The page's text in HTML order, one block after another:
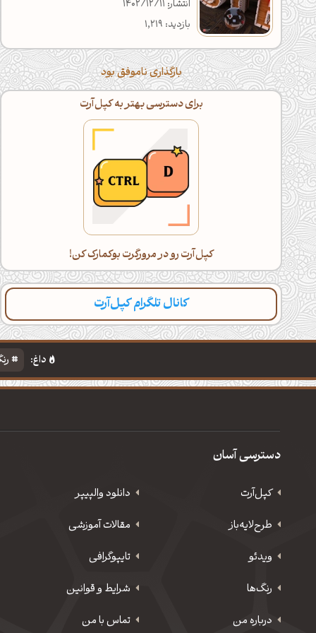
انتشار: 1402/12/11
بازدید: 1,219
بارگذاری ناموفق بود
برای دسترسی بهتر به کپل‌آرت
کپل‌آرت رو در مرورگرت بوکمارک کن!
کانال تلگرام کپل‌آرت
داغ:
دسترسی آسان
کپل‌آرت دانلود‌ والپیپر
طرح‌لایه‌باز
مقالات آموزشی
ویدئو
‌تایپوگرافی
رنگ‌ها
شرایط و قوانین
درباره من
تماس با من